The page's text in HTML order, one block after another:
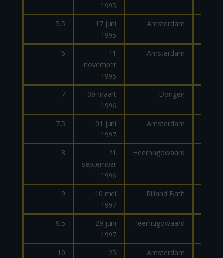
1995
5.5
17 juni
1995
Amsterdam
6
11
november
1995
Amsterdam
7
09 maart
1996
Dongen
7.5
01 juni
1997
Amsterdam
8
21
september
1996
Heerhugowaard
9
10 mei
1997
Rilland Bath
9.5
29 juni
1997
Heerhugowaard
10
25
Amsterdam